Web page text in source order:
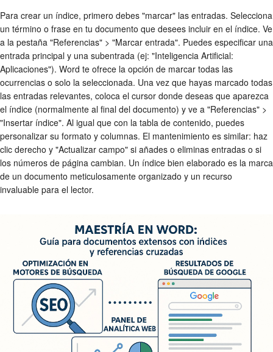
Para crear un índice, primero debes "marcar" las entradas. Selecciona
un término o frase en tu documento que desees incluir en el índice. Ve
a la pestaña "Referencias" > "Marcar entrada". Puedes especificar una
entrada principal y una subentrada (ej: "Inteligencia Artificial:
Aplicaciones"). Word te ofrece la opción de marcar todas las
ocurrencias o solo la seleccionada. Una vez que hayas marcado todas
las entradas relevantes, coloca el cursor donde deseas que aparezca
el índice (normalmente al final del documento) y ve a "Referencias" >
"Insertar índice". Al igual que con la tabla de contenido, puedes
personalizar su formato y columnas. El mantenimiento es similar: haz
clic derecho y "Actualizar campo" si añades o eliminas entradas o si
los números de página cambian. Un índice bien elaborado es la marca
de un documento meticulosamente organizado y un recurso
invaluable para el lector.